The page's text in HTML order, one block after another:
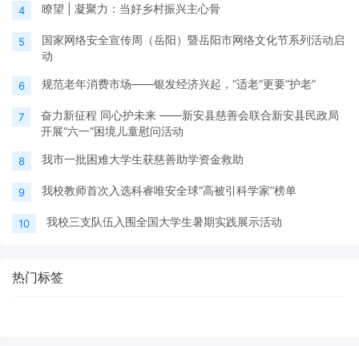
4 瞭望 | 凝聚力：当好乡村振兴主心骨
5
国家网络安全宣传周（岳阳）暨岳阳市网络文化节系列活动启
动
6 规范老年消费市场——银发经济兴起，“适老”更要“护老”
7
奋力新征程 同心护未来 ——新安县慈善会联合新安县民政局
开展“六一”困境儿童慰问活动
8 我市一批困难大学生获慈善助学资金救助
9 我校教师首次入选科睿唯安全球“高被引科学家”榜单
10 我校三支队伍入围全国大学生暑期实践展示活动
热门标签